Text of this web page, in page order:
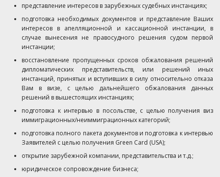
представление интересов в зарубежных судебных инстанциях;
подготовка необходимых документов и представление Ваших
интересов в апелляционной и кассационной инстанции, в
случае вынесения не правосудного решения судом первой
инстанции;
восстановление пропущенных сроков обжалования решений
дипломатических представительств, или решений иных
инстанций, принятых и вступивших в силу относительно отказа
Вам в визе, с целью дальнейшего обжалования данных
решений в вышестоящих инстанциях;
подготовка к интервью в посольстве, с целью получения виз
иммиграционных/неиммиграционных категорий;
подготовка полного пакета документов и подготовка к интервью
Заявителей с целью получения Green Card (USA);
открытие зарубежной компании, представительства и т.д.;
юридическое сопровождение бизнеса;